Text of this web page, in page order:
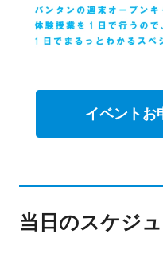
イベントお
当日のスケジ